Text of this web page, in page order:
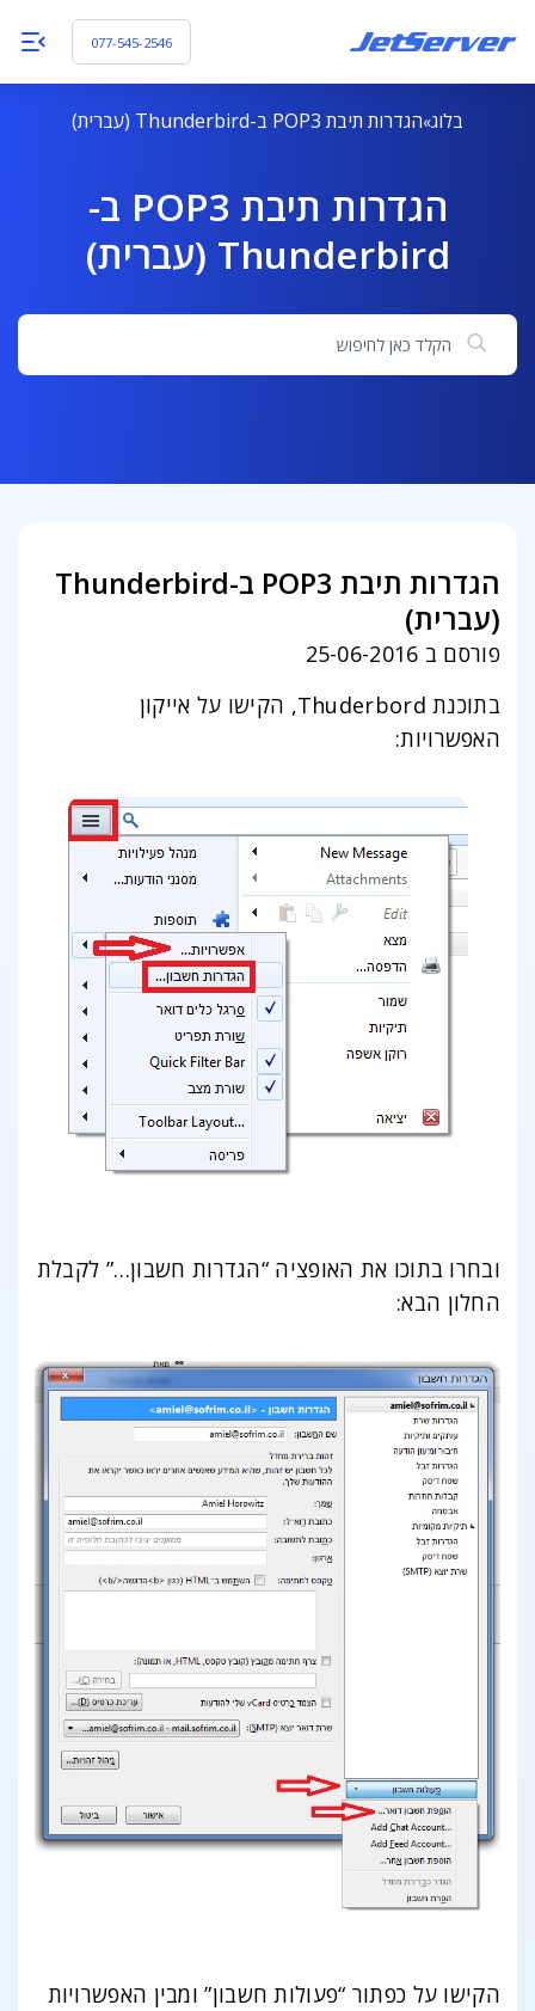
077-545-2546
בלוג הגדרות תיבת POP3 ב-Thunderbird (עברית)
הגדרות תיבת POP3 ב-
Thunderbird (עברית)
חיפוש
הגדרות תיבת POP3 ב-Thunderbird
(עברית)
פורסם ב 25-06-2016
בתוכנת Thuderbord, הקישו על אייקון
האפשרויות:
ובחרו בתוכו את האופציה “הגדרות חשבון…” לקבלת
החלון הבא:
הקישו על כפתור “פעולות חשבון” ומבין האפשרויות